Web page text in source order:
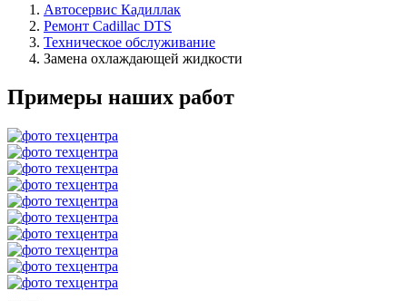
Автосервис Кадиллак
Ремонт Cadillac DTS
Техническое обслуживание
Замена охлаждающей жидкости
Примеры наших работ